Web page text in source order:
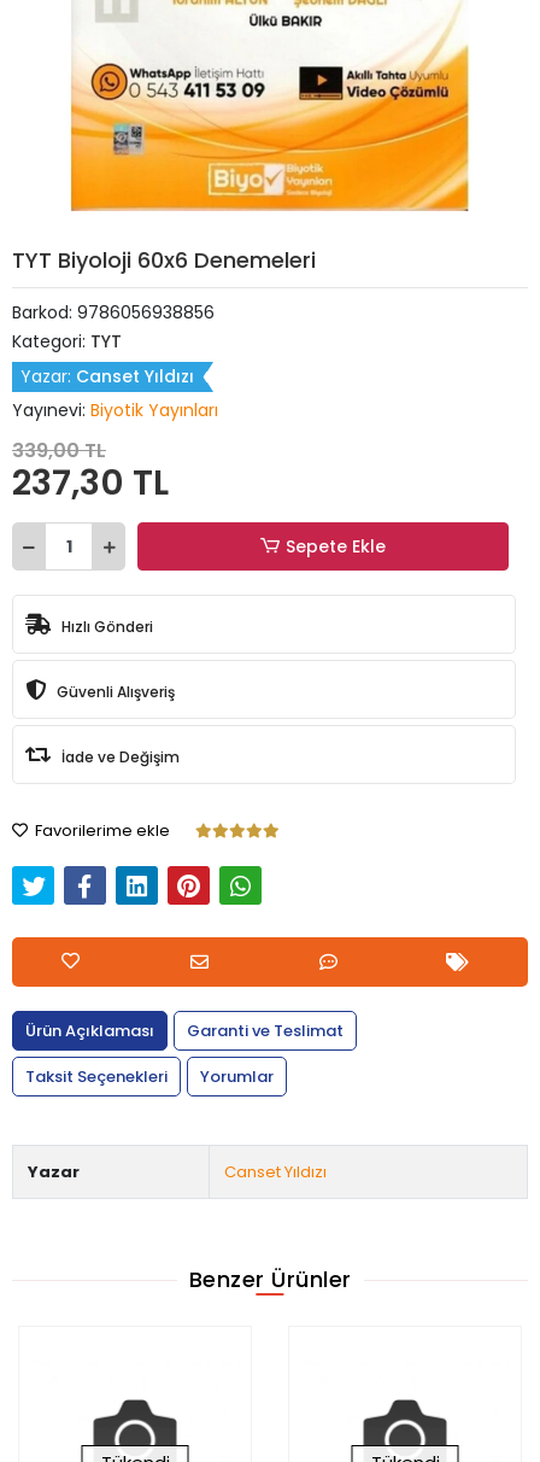
TYT Biyoloji 60x6 Denemeleri
Barkod: 9786056938856
Kategori: TYT
Yazar: Canset Yıldızı
Yayınevi: Biyotik Yayınları
339,00 TL
237,30 TL
Sepete Ekle
Hızlı Gönderi
Güvenli Alışveriş
İade ve Değişim
Favorilerime ekle
Ürün Açıklaması
Garanti ve Teslimat
Taksit Seçenekleri
Yorumlar
Yazar Canset Yıldızı
Benzer Ürünler